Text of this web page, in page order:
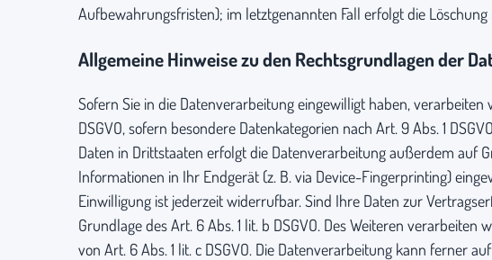
Aufbewahrungsfristen); im letztgenannten Fall erfolgt die
Allgemeine Hinweise zu den Rechtsgrundlagen der
Sofern Sie in die Datenverarbeitung eingewilligt haben, verarbeiten
DSGVO, sofern besondere Datenkategorien nach Art. 9 Abs. 1
Daten in Drittstaaten erfolgt die Datenverarbeitung außerdem auf
Informationen in Ihr Endgerät (z. B. via Device-Fingerprinting)
Einwilligung ist jederzeit widerrufbar. Sind Ihre Daten zur
Grundlage des Art. 6 Abs. 1 lit. b DSGVO. Des Weiteren
von Art. 6 Abs. 1 lit. c DSGVO. Die Datenverarbeitung kann ferner